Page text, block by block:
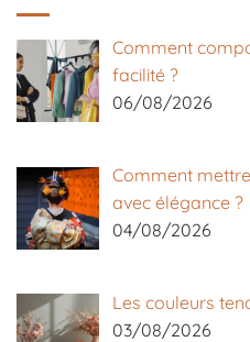
Comment
facilité ?
06/08/2026
Comment
avec élégance ?
04/08/2026
Les couleurs
03/08/2026